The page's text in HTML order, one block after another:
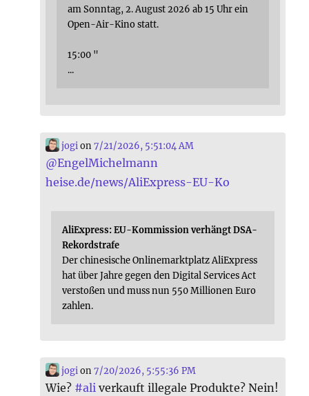
am Sonntag, 2. August 2026 ab 15 Uhr ein
Open-Air-Kino statt.
15:00 "
...
jogion7/21/2026, 5:51:04 AM
@EngelMichelmann
heise.de/news/AliExpress-EU-Ko
AliExpress: EU-Kommission verhängt DSA-
Rekordstrafe
Der chinesische Onlinemarktplatz AliExpress
hat über Jahre gegen den Digital Services Act
verstoßen und muss nun 550 Millionen Euro
zahlen.
jogion7/20/2026, 5:55:36 PM
Wie? #ali verkauft illegale Produkte? Nein!